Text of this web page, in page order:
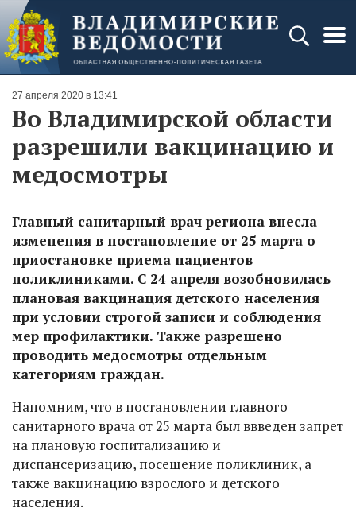
27 апреля 2020 в 13:41
Во Владимирской области
разрешили вакцинацию и
медосмотры
Главный санитарный врач региона внесла
изменения в постановление от 25 марта о
приостановке приема пациентов
поликлиниками. С 24 апреля возобновилась
плановая вакцинация детского населения
при условии строгой записи и соблюдения
мер профилактики. Также разрешено
проводить медосмотры отдельным
категориям граждан.
Напомним, что в постановлении главного
санитарного врача от 25 марта был ввведен запрет
на плановую госпитализацию и
диспансеризацию, посещение поликлиник, а
также вакцинацию взрослого и детского
населения.